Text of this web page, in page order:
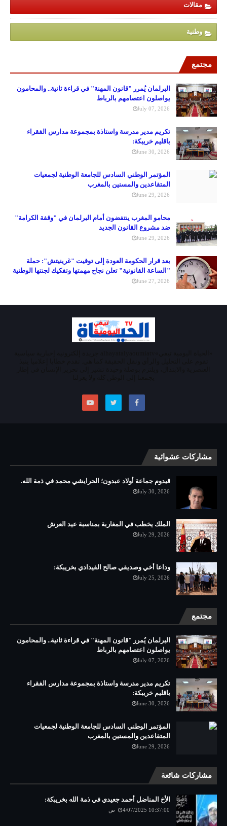
مقالات
وطنية
مجتمع
البرلمان يُمرر "قانون المهنة" في قراءة ثانية.. والمحامون
يواصلون اعتصامهم بالرباط
July 07, 2026
تكريم مدير مدرسة واستاذة بمجموعة مدارس الفقراء
باقليم خريبكة:
June 30, 2026
المؤتمر الوطني السادس للجامعة الوطنية لجمعيات
المتقاعدين والمسنين بالمغرب
June 29, 2026
محامو المغرب ينتفضون أمام البرلمان في "وقفة الكرامة"
ضد مشروع القانون الجديد
June 29, 2026
بعد قرار الحكومة العودة إلى توقيت "غرينيتش": حملة
"الساعة القانونية" تعلن نجاح مهمتها وتفكيك لجنتها الوطنية
June 27, 2026
مشاركات عشوائية
قيدوم جماعة أولاد عبدون؛ الحرايشي محمد في ذمة الله.
July 30, 2026
الملك يخطب في المغاربة بمناسبة عيد العرش
July 29, 2026
وداعا أخي وصديقي صالح الفيدادي بخريبكة:
July 25, 2026
مجتمع
البرلمان يُمرر "قانون المهنة" في قراءة ثانية.. والمحامون
يواصلون اعتصامهم بالرباط
July 07, 2026
تكريم مدير مدرسة واستاذة بمجموعة مدارس الفقراء
باقليم خريبكة:
June 30, 2026
المؤتمر الوطني السادس للجامعة الوطنية لجمعيات
المتقاعدين والمسنين بالمغرب
June 29, 2026
مشاركات شائعة
الأخ المناضل أحمد جعيدي في ذمة الله بخريبكة:
4/07/2025 10:37:00 ص